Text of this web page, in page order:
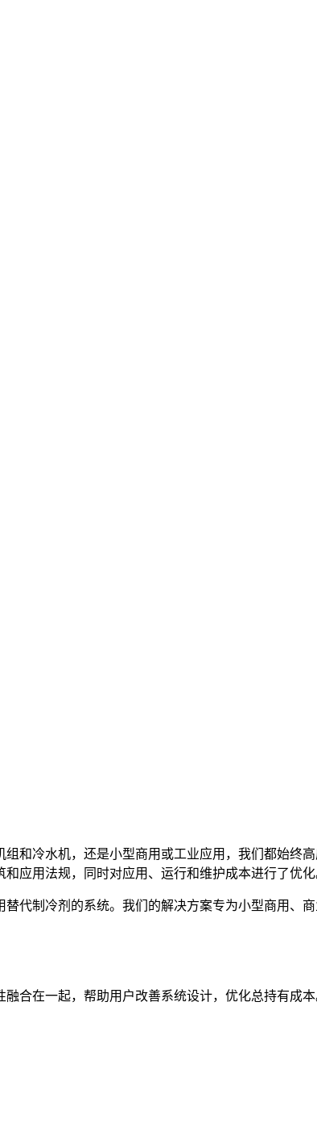
和冷水机，还是小型商用或工业应用，我们都始终
应用法规，同时对应用、运行和维护成本进行了优化
代制冷剂的系统。我们的解决方案专为小型商用、
合在一起，帮助用户改善系统设计，优化总持有成本